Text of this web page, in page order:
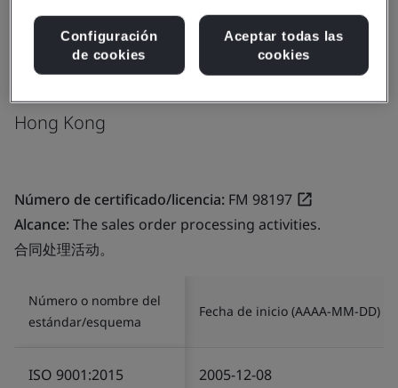
Unit 8, 6/F, Greenfield Tower
Concordia Plaza
Hong Kong
Número de certificado/licencia: FM 98197
Alcance:The sales order processing activities.
合同处理活动。
Número o nombre del
estándar/esquema
Fecha de inicio (AAAA-MM-DD)
ISO 9001:2015 2005-12-08
Configuración
de cookies
Aceptar todas las
cookies